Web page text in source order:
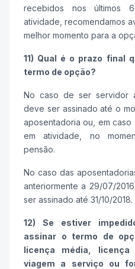
recebidos nos últimos
atividade, recomendamos
melhor momento para a
11) Qual é o prazo final
termo de opção?
No caso de ser servidor
deve ser assinado até o
aposentadoria ou, em
em atividade, no
pensão.
No caso das
anteriormente a 29/07/
ser assinado até 31/10/2018.
12) Se estiver
assinar o termo de
licença média,
viagem a serviço ou